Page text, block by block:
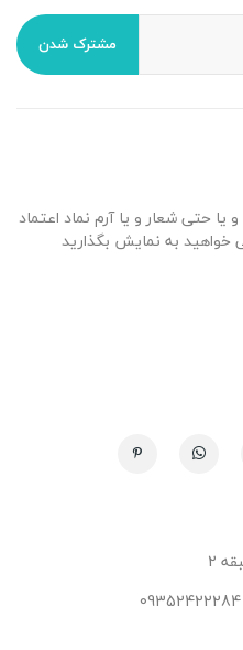
مشترک شدن
یا حتی شعار و یا آرم نماد اعتماد
خواهید به نمایش بگذارید